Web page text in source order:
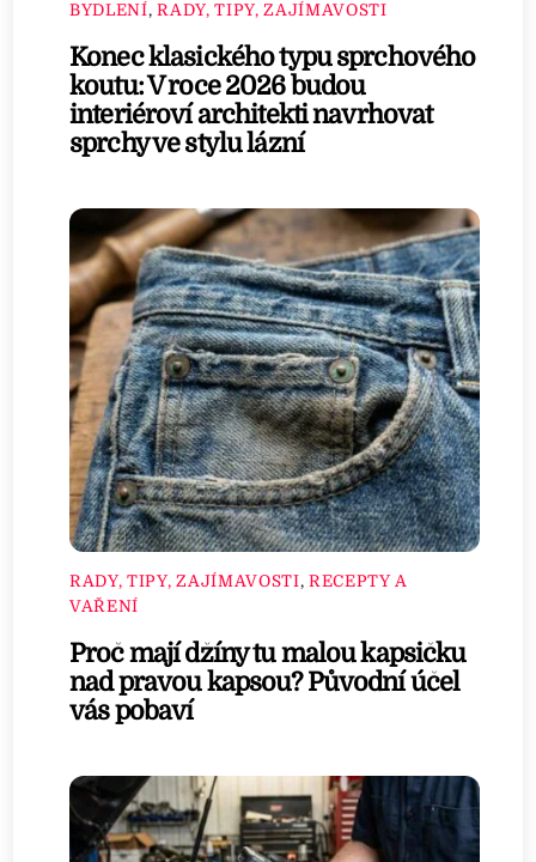
BYDLENÍ,RADY, TIPY, ZAJÍMAVOSTI
Konec klasického typu sprchového
koutu: V roce 2026 budou
interiéroví architekti navrhovat
sprchy ve stylu lázní
RADY, TIPY, ZAJÍMAVOSTI, RECEPTY A
VAŘENÍ
Proč mají džíny tu malou kapsičku
nad pravou kapsou? Původní účel
vás pobaví